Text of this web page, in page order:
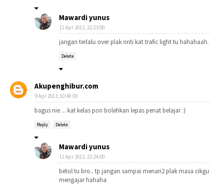
Mawardi yunus
11 Apr 2013, 22:23:00
jangan terlalu over plak nnti kat trafic light tu hahahaah.
Delete
Akupenghibur.com
9 Apr 2013, 10:48:00
bagus nie ... kat kelas pon bolehkan lepas penat belajar :)
Reply Delete
Mawardi yunus
11 Apr 2013, 22:24:00
betol tu bro.. tp jangan sampai menari2 plak masa cikgu
mengajar hahaha